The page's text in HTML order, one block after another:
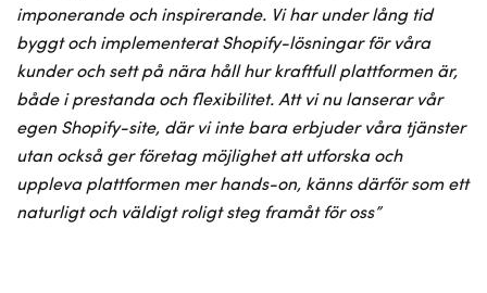
imponerande och inspirerande. Vi har under lång tid
byggt och implementerat Shopify-lösningar för våra
kunder och sett på nära håll hur kraftfull plattformen är,
både i prestanda och flexibilitet. Att vi nu lanserar vår
egen Shopify-site, där vi inte bara erbjuder våra tjänster
utan också ger företag möjlighet att utforska och
uppleva plattformen mer hands-on, känns därför som ett
naturligt och väldigt roligt steg framåt för oss”